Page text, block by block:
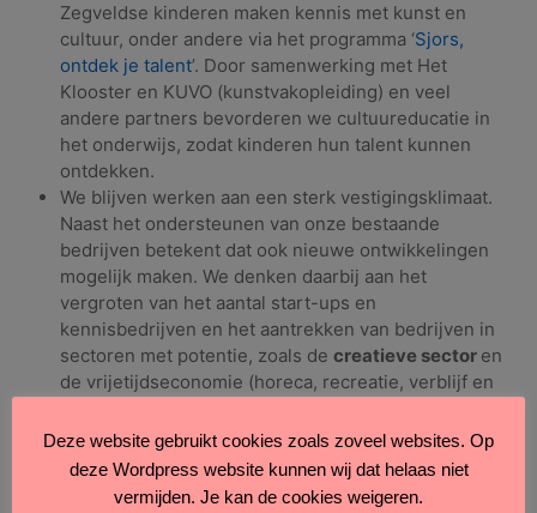
Zegveldse kinderen maken kennis met kunst en
cultuur, onder andere via het programma ‘Sjors,
ontdek je talent’. Door samenwerking met Het
Klooster en KUVO (kunstvakopleiding) en veel
andere partners bevorderen we cultuureducatie in
het onderwijs, zodat kinderen hun talent kunnen
ontdekken.
We blijven werken aan een sterk vestigingsklimaat.
Naast het ondersteunen van onze bestaande
bedrijven betekent dat ook nieuwe ontwikkelingen
mogelijk maken. We denken daarbij aan het
vergroten van het aantal start-ups en
kennisbedrijven en het aantrekken van bedrijven in
sectoren met potentie, zoals de creatieve sector en
de vrijetijdseconomie (horeca, recreatie, verblijf en
aanbod voor inwoners en bezoekers en versterken
we onze lokale economie.
Bij nieuwe woningbouwontwikkelingen, met name in
Deze website gebruikt cookies zoals zoveel websites. Op
deze Wordpress website kunnen wij dat helaas niet
vermijden. Je kan de cookies weigeren.